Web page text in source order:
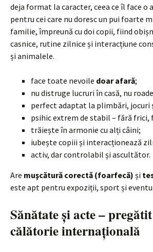
deja format la caracter, ceea ce îl face o
pentru cei care nu doresc un pui foarte
familie, împreună cu doi copii, fiind
casnice, rutine zilnice și interacțiune
și animalele.
face toate nevoile doar afară;
nu distruge lucruri în casă, nu
perfect adaptat la plimbări, jocuri
psihic extrem de stabil – fără frici,
trăiește în armonie cu alți câini;
iubește copiii și interacționează
activ, dar controlabil și ascultător.
Are muşcătură corectă (foarfecă) și
este apt pentru expoziții, sport și
Sănătate și acte –
călătorie internațională